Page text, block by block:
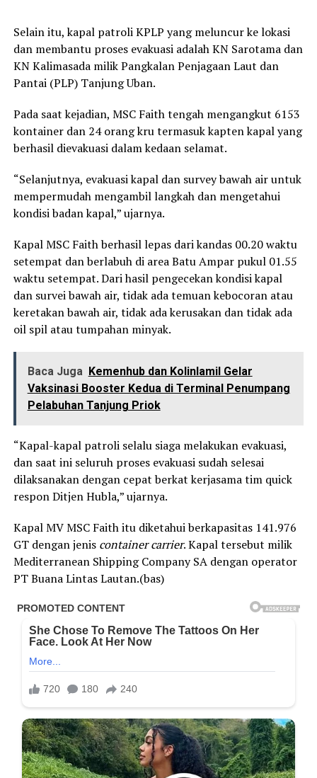
Selain itu, kapal patroli KPLP yang meluncur ke lokasi
dan membantu proses evakuasi adalah KN Sarotama dan
KN Kalimasada milik Pangkalan Penjagaan Laut dan
Pantai (PLP) Tanjung Uban.
Pada saat kejadian, MSC Faith tengah mengangkut 6153
kontainer dan 24 orang kru termasuk kapten kapal yang
berhasil dievakuasi dalam kedaan selamat.
“Selanjutnya, evakuasi kapal dan survey bawah air untuk
mempermudah mengambil langkah dan mengetahui
kondisi badan kapal,” ujarnya.
Kapal MSC Faith berhasil lepas dari kandas 00.20 waktu
setempat dan berlabuh di area Batu Ampar pukul 01.55
waktu setempat. Dari hasil pengecekan kondisi kapal
dan survei bawah air, tidak ada temuan kebocoran atau
keretakan bawah air, tidak ada kerusakan dan tidak ada
oil spil atau tumpahan minyak.
Baca Juga Kemenhub dan Kolinlamil Gelar
Vaksinasi Booster Kedua di Terminal Penumpang
Pelabuhan Tanjung Priok
“Kapal-kapal patroli selalu siaga melakukan evakuasi,
dan saat ini seluruh proses evakuasi sudah selesai
dilaksanakan dengan cepat berkat kerjasama tim quick
respon Ditjen Hubla,” ujarnya.
Kapal MV MSC Faith itu diketahui berkapasitas 141.976
GT dengan jenis container carrier. Kapal tersebut milik
Mediterranean Shipping Company SA dengan operator
PT Buana Lintas Lautan.(bas)